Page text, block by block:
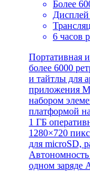
Более
6 часов
Портативная
более 6000
и тайтлы для
приложения
набором
платформой
1 ГБ
1280×720
для microSD,
Автономность
одном заряде